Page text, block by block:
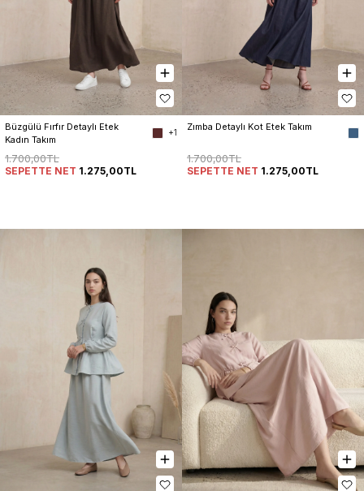
Büzgülü Fırfır Detaylı Etek
Kadın Takım
+1
1.700,00TL
SEPETTE NET 1.275,00TL
Zımba Detaylı Kot Etek Takım
1.700,00TL
SEPETTE NET 1.275,00TL